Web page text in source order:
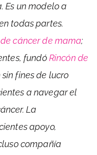
Es un modelo a
todas partes.
cáncer de mama;
fundóRincón de
fines de lucro
a navegar el
La
apoyo,
compañía